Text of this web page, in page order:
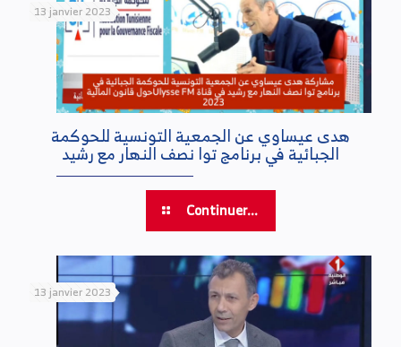
13 janvier 2023
هدى عيساوي عن الجمعية التونسية للحوكمة
الجبائية في برنامج توا نصف النهار مع رشيد
Continuer...
13 janvier 2023